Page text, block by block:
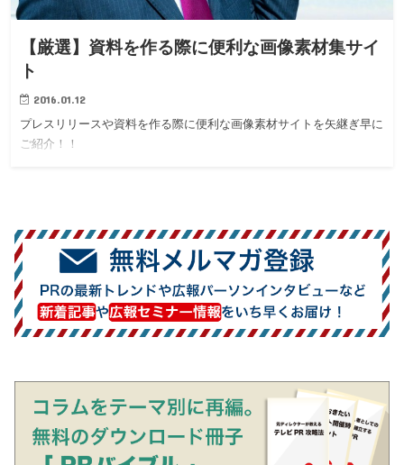
【厳選】資料を作る際に便利な画像素材集サイ
ト
2016.01.12
プレスリリースや資料を作る際に便利な画像素材サイトを矢継ぎ早に
ご紹介！！